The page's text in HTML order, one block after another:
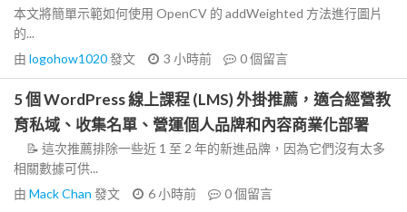
本文將簡單示範如何使用 OpenCV 的 addWeighted 方法進行圖片
的...
由 logohow1020發文 3 小時前 0個留言
5 個 WordPress 線上課程 (LMS) 外掛推薦，適合經營教
育私域、收集名單、營運個人品牌和內容商業化部署
📝 這次推薦排除一些近 1 至 2 年的新進品牌，因為它們沒有太多
相關數據可供...
由 Mack Chan 發文 6 小時前 0個留言